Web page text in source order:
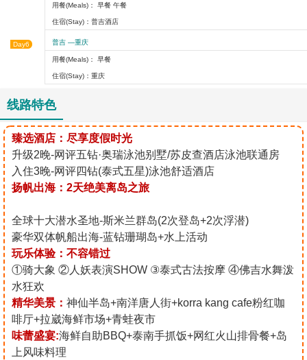
用餐(Meals)： 早餐 午餐
住宿(Stay)：普吉酒店
Day6 普吉 —重庆
用餐(Meals)： 早餐
住宿(Stay)：重庆
线路特色
臻选酒店：尽享度假时光
升级2晚-网评五钻·奥瑞泳池别墅/苏皮查酒店泳池联通房
入住3晚-网评四钻(泰式五星)泳池舒适酒店
扬帆出海：2天绝美离岛之旅
全球十大潜水圣地-斯米兰群岛(2次登岛+2次浮潜)
豪华双体帆船出海-蓝钻珊瑚岛+水上活动
​玩乐体验：不容错过
①骑大象 ②人妖表演SHOW ③泰式古法按摩 ④佛吉水舞泼
水狂欢
精华美景： 神仙半岛+南洋唐人街+korra kang cafe粉红咖
啡厅+拉崴海鲜市场+青蛙夜市
味蕾盛宴:海鲜自助BBQ+泰南手抓饭+网红火山排骨餐+岛
上风味料理